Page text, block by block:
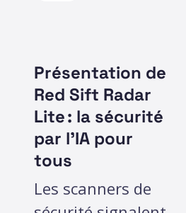
Présentation de
Red Sift Radar
Lite : la sécurité
par l’IA pour
tous
Les scanners de